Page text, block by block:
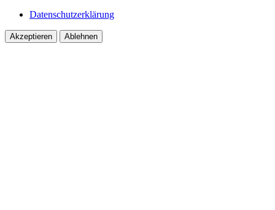
Datenschutzerklärung
Akzeptieren Ablehnen